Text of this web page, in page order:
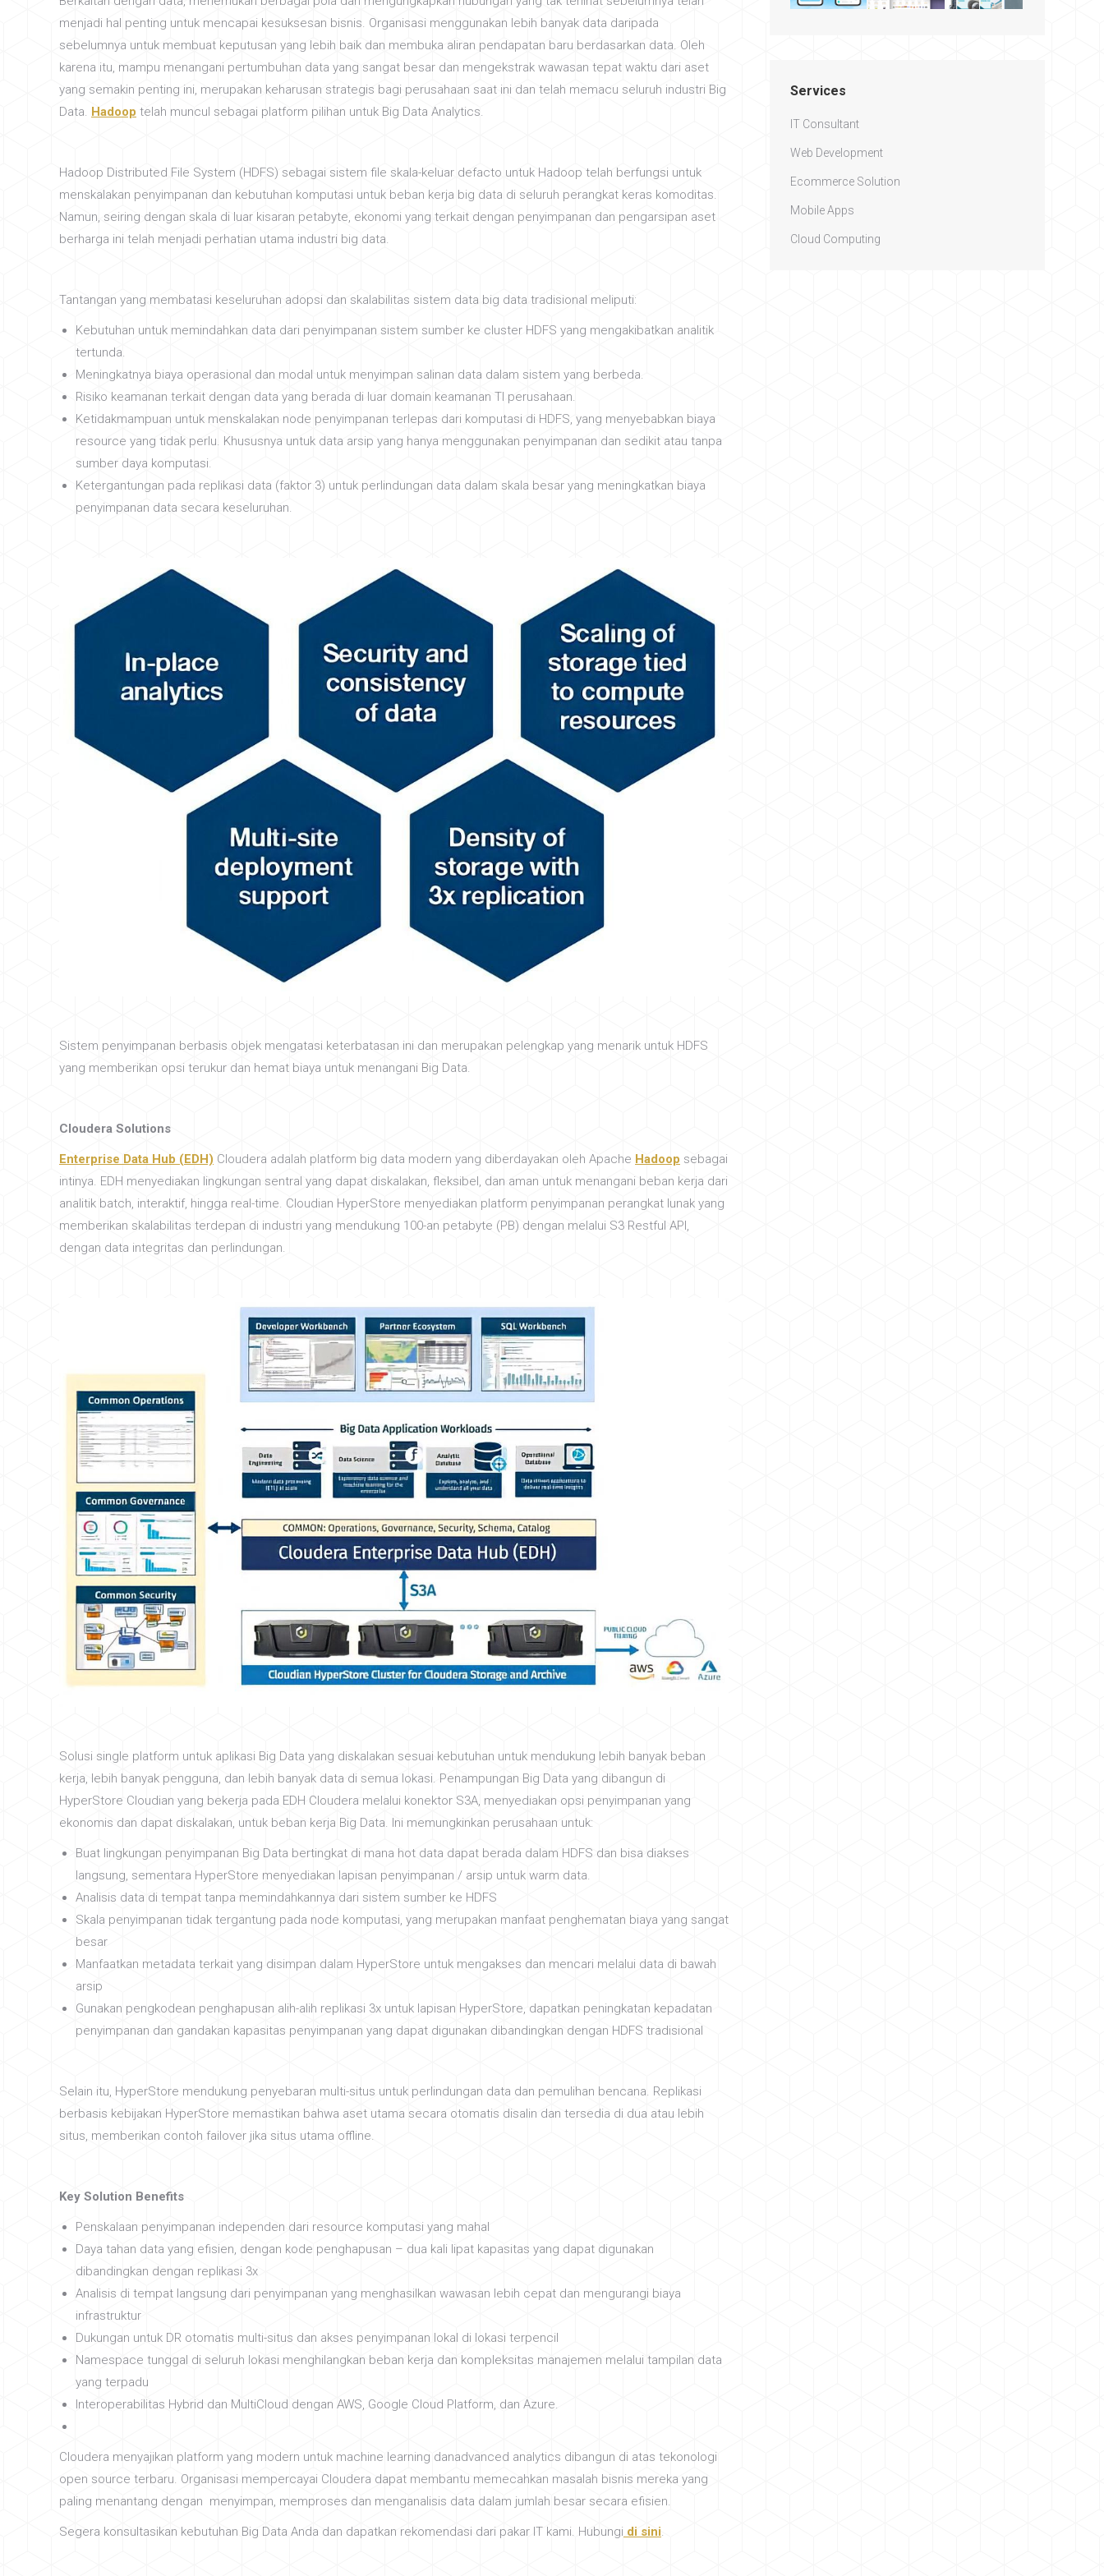
menjadi hal penting untuk mencapai kesuksesan bisnis. Organisasi menggunakan lebih banyak data daripada
sebelumnya untuk membuat keputusan yang lebih baik dan membuka aliran pendapatan baru berdasarkan data. Oleh
karena itu, mampu menangani pertumbuhan data yang sangat besar dan mengekstrak wawasan tepat waktu dari aset
yang semakin penting ini, merupakan keharusan strategis bagi perusahaan saat ini dan telah memacu seluruh industri Big
Data. Hadoop telah muncul sebagai platform pilihan untuk Big Data Analytics.
Hadoop Distributed File System (HDFS) sebagai sistem file skala-keluar defacto untuk Hadoop telah berfungsi untuk
menskalakan penyimpanan dan kebutuhan komputasi untuk beban kerja big data di seluruh perangkat keras komoditas.
Namun, seiring dengan skala di luar kisaran petabyte, ekonomi yang terkait dengan penyimpanan dan pengarsipan aset
berharga ini telah menjadi perhatian utama industri big data.
Tantangan yang membatasi keseluruhan adopsi dan skalabilitas sistem data big data tradisional meliputi:
Kebutuhan untuk memindahkan data dari penyimpanan sistem sumber ke cluster HDFS yang mengakibatkan analitik
tertunda.
Meningkatnya biaya operasional dan modal untuk menyimpan salinan data dalam sistem yang berbeda.
Risiko keamanan terkait dengan data yang berada di luar domain keamanan TI perusahaan.
Ketidakmampuan untuk menskalakan node penyimpanan terlepas dari komputasi di HDFS, yang menyebabkan biaya
resource yang tidak perlu. Khususnya untuk data arsip yang hanya menggunakan penyimpanan dan sedikit atau tanpa
sumber daya komputasi.
Ketergantungan pada replikasi data (faktor 3) untuk perlindungan data dalam skala besar yang meningkatkan biaya
penyimpanan data secara keseluruhan.
Sistem penyimpanan berbasis objek mengatasi keterbatasan ini dan merupakan pelengkap yang menarik untuk HDFS
yang memberikan opsi terukur dan hemat biaya untuk menangani Big Data.
Cloudera Solutions
Enterprise Data Hub (EDH) Cloudera adalah platform big data modern yang diberdayakan oleh Apache Hadoop sebagai
intinya. EDH menyediakan lingkungan sentral yang dapat diskalakan, fleksibel, dan aman untuk menangani beban kerja dari
analitik batch, interaktif, hingga real-time. Cloudian HyperStore menyediakan platform penyimpanan perangkat lunak yang
memberikan skalabilitas terdepan di industri yang mendukung 100-an petabyte (PB) dengan melalui S3 Restful API,
dengan data integritas dan perlindungan.
Solusi single platform untuk aplikasi Big Data yang diskalakan sesuai kebutuhan untuk mendukung lebih banyak beban
kerja, lebih banyak pengguna, dan lebih banyak data di semua lokasi. Penampungan Big Data yang dibangun di
HyperStore Cloudian yang bekerja pada EDH Cloudera melalui konektor S3A, menyediakan opsi penyimpanan yang
ekonomis dan dapat diskalakan, untuk beban kerja Big Data. Ini memungkinkan perusahaan untuk:
Buat lingkungan penyimpanan Big Data bertingkat di mana hot data dapat berada dalam HDFS dan bisa diakses
langsung, sementara HyperStore menyediakan lapisan penyimpanan / arsip untuk warm data.
Analisis data di tempat tanpa memindahkannya dari sistem sumber ke HDFS
Skala penyimpanan tidak tergantung pada node komputasi, yang merupakan manfaat penghematan biaya yang sangat
besar
Manfaatkan metadata terkait yang disimpan dalam HyperStore untuk mengakses dan mencari melalui data di bawah
arsip
Gunakan pengkodean penghapusan alih-alih replikasi 3x untuk lapisan HyperStore, dapatkan peningkatan kepadatan
penyimpanan dan gandakan kapasitas penyimpanan yang dapat digunakan dibandingkan dengan HDFS tradisional
Selain itu, HyperStore mendukung penyebaran multi-situs untuk perlindungan data dan pemulihan bencana. Replikasi
berbasis kebijakan HyperStore memastikan bahwa aset utama secara otomatis disalin dan tersedia di dua atau lebih
situs, memberikan contoh failover jika situs utama offline.
Key Solution Benefits
Penskalaan penyimpanan independen dari resource komputasi yang mahal
Daya tahan data yang efisien, dengan kode penghapusan – dua kali lipat kapasitas yang dapat digunakan
dibandingkan dengan replikasi 3x
Analisis di tempat langsung dari penyimpanan yang menghasilkan wawasan lebih cepat dan mengurangi biaya
infrastruktur
Dukungan untuk DR otomatis multi-situs dan akses penyimpanan lokal di lokasi terpencil
Namespace tunggal di seluruh lokasi menghilangkan beban kerja dan kompleksitas manajemen melalui tampilan data
yang terpadu
Interoperabilitas Hybrid dan MultiCloud dengan AWS, Google Cloud Platform, dan Azure.
Cloudera menyajikan platform yang modern untuk machine learning danadvanced analytics dibangun di atas tekonologi
open source terbaru. Organisasi mempercayai Cloudera dapat membantu memecahkan masalah bisnis mereka yang
paling menantang dengan menyimpan, memproses dan menganalisis data dalam jumlah besar secara efisien.
Segera konsultasikan kebutuhan Big Data Anda dan dapatkan rekomendasi dari pakar IT kami. Hubungi di sini.
Services
IT Consultant
Web Development
Ecommerce Solution
Mobile Apps
Cloud Computing